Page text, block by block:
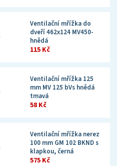
Ventilační mřížka do
dveří 462x124 MV450-
hnědá
115 Kč
Ventilační mřížka 125
mm MV 125 bVs hnědá
tmavá
58 Kč
Ventilační mřížka nerez
100 mm GM 102 BKND s
klapkou, černá
575 Kč